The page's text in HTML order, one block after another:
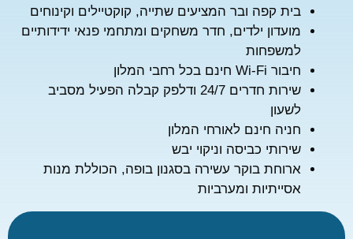
בית קפה ובר המציעים שתייה, קוקטיילים וקינוחים
מועדון ילדים, חדר משחקים ומתחמי פנאי ידידותיים
למשפחות
חיבור Wi-Fi חינם בכל רחבי המלון
שירות חדרים 24/7 ודלפק קבלה הפעיל מסביב
חניה חינם לאורחי המלון
שירותי כביסה וניקוי יבש
ארוחת בוקר עשירה בסגנון בופה, הכוללת מנות
אסייתיות ומערביות
★
★
★
N